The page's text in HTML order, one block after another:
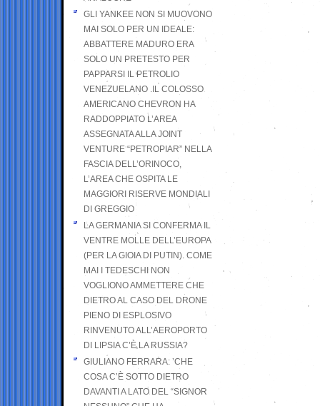
GLI YANKEE NON SI MUOVONO
MAI SOLO PER UN IDEALE:
ABBATTERE MADURO ERA
SOLO UN PRETESTO PER
PAPPARSI IL PETROLIO
VENEZUELANO .IL COLOSSO
AMERICANO CHEVRON HA
RADDOPPIATO L’AREA
ASSEGNATA ALLA JOINT
VENTURE “PETROPIAR” NELLA
FASCIA DELL’ORINOCO,
L’AREA CHE OSPITA LE
MAGGIORI RISERVE MONDIALI
DI GREGGIO
LA GERMANIA SI CONFERMA IL
VENTRE MOLLE DELL’EUROPA
(PER LA GIOIA DI PUTIN). COME
MAI I TEDESCHI NON
VOGLIONO AMMETTERE CHE
DIETRO AL CASO DEL DRONE
PIENO DI ESPLOSIVO
RINVENUTO ALL’AEROPORTO
DI LIPSIA C’È LA RUSSIA?
GIULIANO FERRARA: ’CHE
COSA C’È SOTTO DIETRO
DAVANTI A LATO DEL “SIGNOR